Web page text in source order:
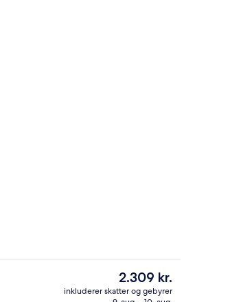
Den
nuværende
pris
2.309 kr.
inkluderer skatter og gebyrer